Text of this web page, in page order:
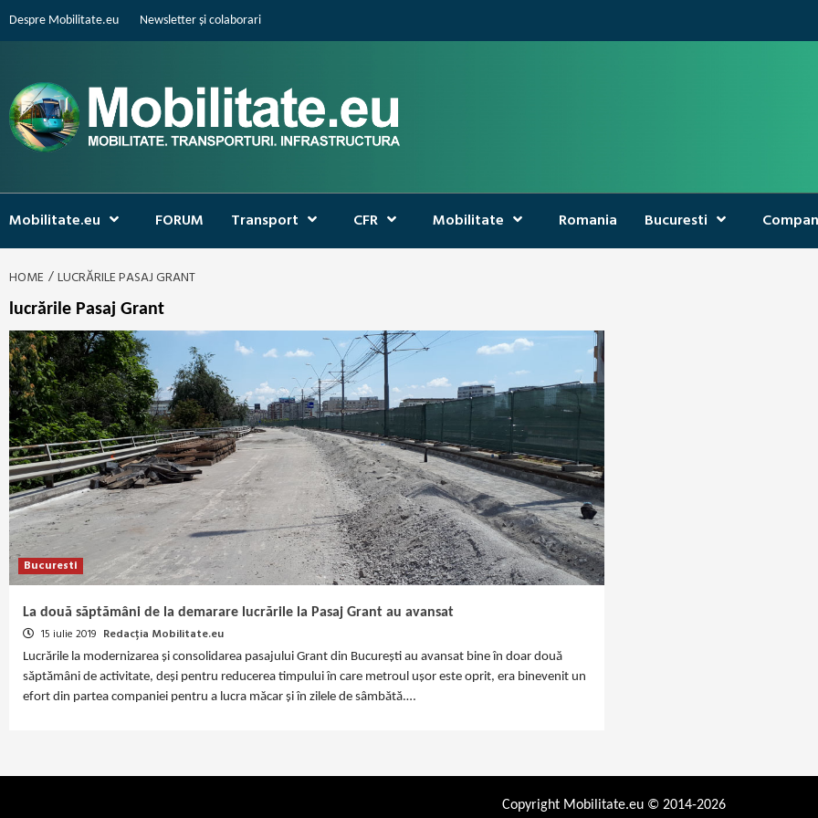
Despre Mobilitate.eu Newsletter și colaborari
Mobilitate.eu FORUM Transport CFR Mobilitate Romania Bucuresti
HOME LUCRĂRILE PASAJ GRANT
lucrările Pasaj Grant
Bucuresti
La două săptămâni de la demarare lucrările la Pasaj Grant au avansat
15 iulie 2019 Redacția Mobilitate.eu
Lucrările la modernizarea și consolidarea pasajului Grant din București au avansat bine în doar două
săptămâni de activitate, deși pentru reducerea timpului în care metroul ușor este oprit, era binevenit un
efort din partea companiei pentru a lucra măcar și în zilele de sâmbătă.…
Copyright Mobilitate.eu © 2014-2026